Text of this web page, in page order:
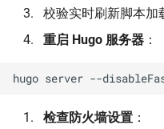
校验实时刷新脚本加
重启 Hugo 服务器 ：
hugo server --
检查防火墙设置 ：